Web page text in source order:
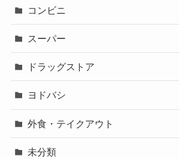
コンビニ
スーパー
ドラッグストア
ヨドバシ
外食・テイクアウト
未分類